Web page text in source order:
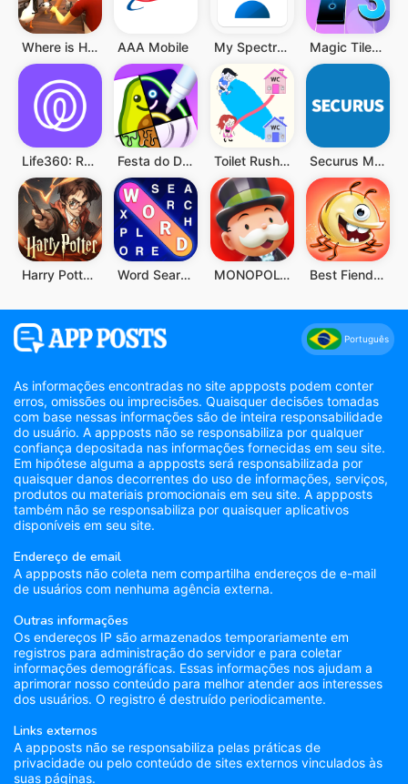
Where is He: Hide and Seek AAA Mobile My Spectrum Magic Tiles 3: Jogo de Piano
Life360: Rastreador de Celular Festa do Desenho Toilet Rush Race: Draw Puzzle Securus Mobile
Harry Potter: Desperta a Magia Word Search Explorer MONOPOLY GO! Best Fiends - Combinações
Português
As informações encontradas no site appposts podem conter
erros, omissões ou imprecisões. Quaisquer decisões tomadas
com base nessas informações são de inteira responsabilidade
do usuário. A appposts não se responsabiliza por qualquer
confiança depositada nas informações fornecidas em seu site.
Em hipótese alguma a appposts será responsabilizada por
quaisquer danos decorrentes do uso de informações, serviços,
produtos ou materiais promocionais em seu site. A appposts
também não se responsabiliza por quaisquer aplicativos
disponíveis em seu site.
Endereço de email
A appposts não coleta nem compartilha endereços de e-mail
de usuários com nenhuma agência externa.
Outras informações
Os endereços IP são armazenados temporariamente em
registros para administração do servidor e para coletar
informações demográficas. Essas informações nos ajudam a
aprimorar nosso conteúdo para melhor atender aos interesses
dos usuários. O registro é destruído periodicamente.
Links externos
A appposts não se responsabiliza pelas práticas de
privacidade ou pelo conteúdo de sites externos vinculados às
suas páginas.